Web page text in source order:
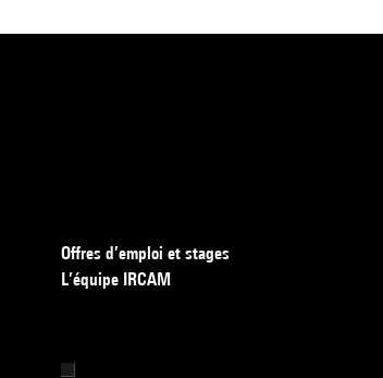
Offres d’emploi et stages
L’équipe IRCAM